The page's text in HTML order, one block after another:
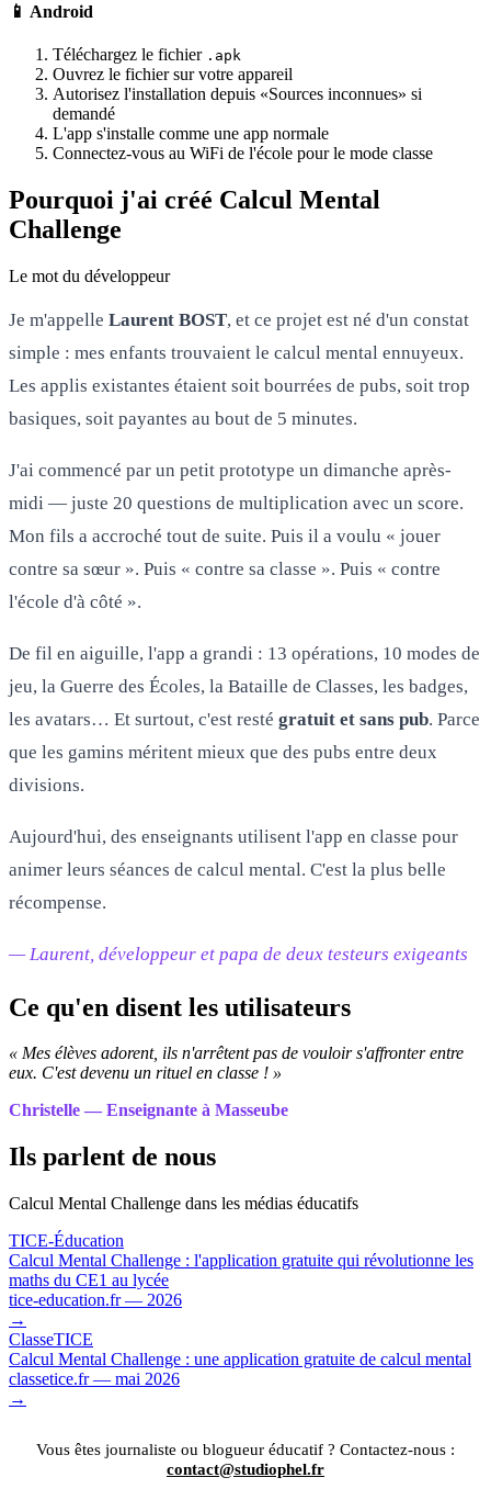
📱 Android
Téléchargez le fichier .apk
Ouvrez le fichier sur votre appareil
Autorisez l'installation depuis «Sources inconnues» si
demandé
L'app s'installe comme une app normale
Connectez-vous au WiFi de l'école pour le mode classe
Pourquoi j'ai créé Calcul Mental
Challenge
Le mot du développeur
Je m'appelle Laurent BOST, et ce projet est né d'un constat
simple : mes enfants trouvaient le calcul mental ennuyeux.
Les applis existantes étaient soit bourrées de pubs, soit trop
basiques, soit payantes au bout de 5 minutes.
J'ai commencé par un petit prototype un dimanche après-
midi — juste 20 questions de multiplication avec un score.
Mon fils a accroché tout de suite. Puis il a voulu « jouer
contre sa sœur ». Puis « contre sa classe ». Puis « contre
l'école d'à côté ».
De fil en aiguille, l'app a grandi : 13 opérations, 10 modes de
jeu, la Guerre des Écoles, la Bataille de Classes, les badges,
les avatars… Et surtout, c'est resté gratuit et sans pub. Parce
que les gamins méritent mieux que des pubs entre deux
divisions.
Aujourd'hui, des enseignants utilisent l'app en classe pour
animer leurs séances de calcul mental. C'est la plus belle
récompense.
— Laurent, développeur et papa de deux testeurs exigeants
Ce qu'en disent les utilisateurs
« Mes élèves adorent, ils n'arrêtent pas de vouloir s'affronter entre
eux. C'est devenu un rituel en classe ! »
Christelle — Enseignante à Masseube
Ils parlent de nous
Calcul Mental Challenge dans les médias éducatifs
TICE-Éducation
Calcul Mental Challenge : l'application gratuite qui révolutionne les
maths du CE1 au lycée
tice-education.fr — 2026
→
ClasseTICE
Calcul Mental Challenge : une application gratuite de calcul mental
classetice.fr — mai 2026
→
Vous êtes journaliste ou blogueur éducatif ? Contactez-nous :
contact@studiophel.fr